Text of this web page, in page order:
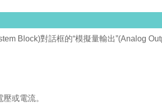
Block)對話框的“模擬量輸出”(Analog
或電流。